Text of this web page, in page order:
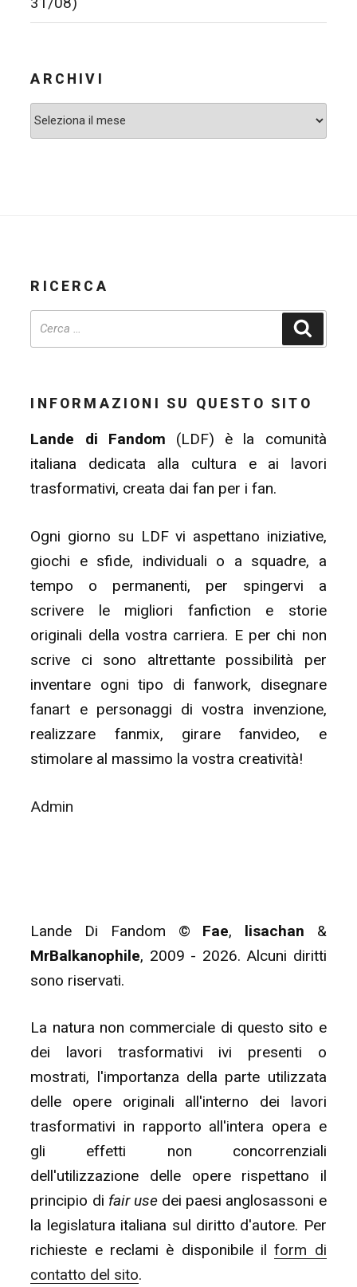
ARCHIVI
Archivi
RICERCA
INFORMAZIONI SU QUESTO SITO
Lande di Fandom (LDF) è la comunità
italiana dedicata alla cultura e ai lavori
trasformativi, creata dai fan per i fan.
Ogni giorno su LDF vi aspettano iniziative,
giochi e sfide, individuali o a squadre, a
tempo o permanenti, per spingervi a
scrivere le migliori fanfiction e storie
originali della vostra carriera. E per chi non
scrive ci sono altrettante possibilità per
inventare ogni tipo di fanwork, disegnare
fanart e personaggi di vostra invenzione,
realizzare fanmix, girare fanvideo, e
stimolare al massimo la vostra creatività!
Admin
Lande Di Fandom © Fae, lisachan &
MrBalkanophile, 2009 - 2026. Alcuni diritti
sono riservati.
La natura non commerciale di questo sito e
dei lavori trasformativi ivi presenti o
mostrati, l'importanza della parte utilizzata
delle opere originali all'interno dei lavori
trasformativi in rapporto all'intera opera e
gli effetti non concorrenziali
dell'utilizzazione delle opere rispettano il
principio di fair usedei paesi anglosassoni e
la legislatura italiana sul diritto d'autore. Per
richieste e reclami è disponibile ilform di
contatto del sito.